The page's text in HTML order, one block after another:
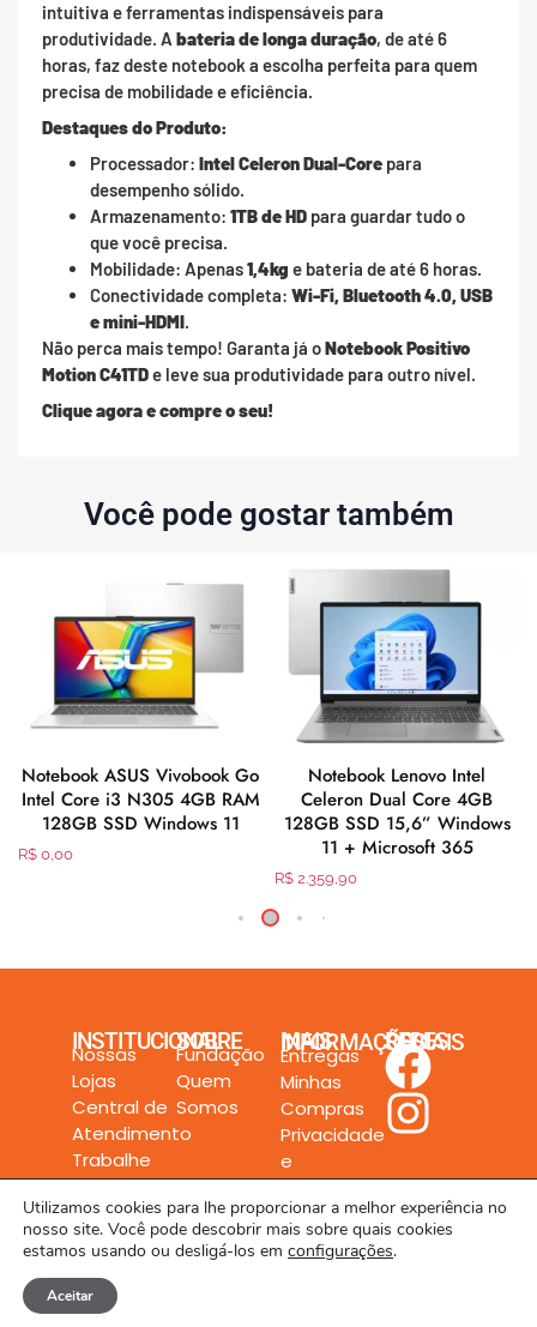
intuitiva e ferramentas indispensáveis para
produtividade. A bateria de longa duração, de até 6
horas, faz deste notebook a escolha perfeita para quem
precisa de mobilidade e eficiência.
Destaques do Produto:
Processador: Intel Celeron Dual-Core para
desempenho sólido.
Armazenamento: 1TB de HD para guardar tudo o
que você precisa.
Mobilidade: Apenas1,4kg e bateria de até 6 horas.
Conectividade completa: Wi-Fi, Bluetooth 4.0, USB
e mini-HDMI.
Não perca mais tempo! Garanta já oNotebook Positivo
Motion C41TDe leve sua produtividade para outro nível.
Clique agora e compre o seu!
Você pode gostar também
Notebook ASUS Vivobook Go
Intel Core i3 N305 4GB RAM
128GB SSD Windows 11
R$ 0,00
Notebook Lenovo Intel
Celeron Dual Core 4GB
128GB SSD 15,6” Windows
11 + Microsoft 365
R$ 2.359,90
INSTITUCIONAL
Nossas
Lojas
Central de
Atendimento
Trabalhe
Conosco
SOBRE
Fundação
Quem
Somos
MAIS INFORMAÇÕES
Entregas
Minhas
Compras
Privacidade
e
Segurança
REDES SOCIAIS
Todos os direitos reservados a Rede Unilar LTDA. © 2024
Utilizamos cookies para lhe proporcionar a melhor experiência no
nosso site. Você pode descobrir mais sobre quais cookies
estamos usando ou desligá-los em configurações.
Aceitar